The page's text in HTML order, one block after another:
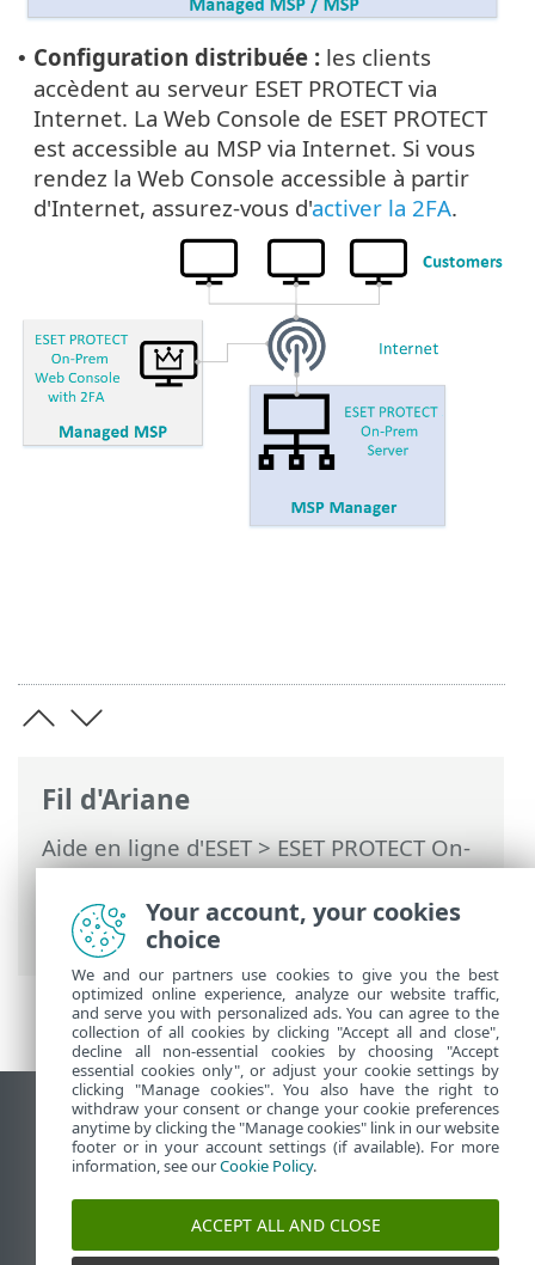
Fil d'Ariane
Aide en ligne d'ESET>ESET PROTECT On-
Prem>Utilisation de ESET PROTECT On-
Prem> ESET PROTECT On-Prem pour les
fournisseurs de services gérés
• Configuration distribuée : les clients
accèdent au serveur ESET PROTECT via
Internet. La Web Console de ESET PROTECT
est accessible au MSP via Internet. Si vous
rendez la Web Console accessible à partir
d'Internet, assurez-vous d'activer la 2FA.
Afficher le site pour ordinateur de bureau
End of Life
Base de connaissances ESET
Forum ESET
ESET Status Portal
Your account, your cookies
choice
We and our partners use cookies to give you the best
optimized online experience, analyze our website traffic,
and serve you with personalized ads. You can agree to the
collection of all cookies by clicking "Accept all and close",
decline all non-essential cookies by choosing "Accept
essential cookies only", or adjust your cookie settings by
clicking "Manage cookies". You also have the right to
withdraw your consent or change your cookie preferences
anytime by clicking the "Manage cookies" link in our website
footer or in your account settings (if available). For more
information, see ourCookie Policy.
ACCEPT ALL AND CLOSE